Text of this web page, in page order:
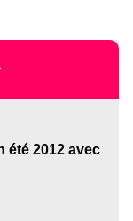
été 2012 avec